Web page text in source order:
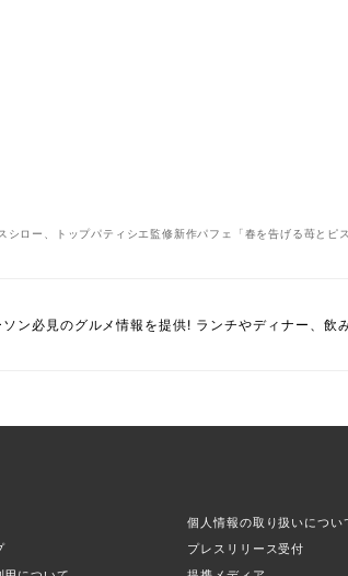
シロー、トップパティシエ監修新作パフェ「春を告げる苺とピ
ン必見のグルメ情報を提供! ランチやディナー、飲
個人情報の取り扱いについ
プレスリリース受付